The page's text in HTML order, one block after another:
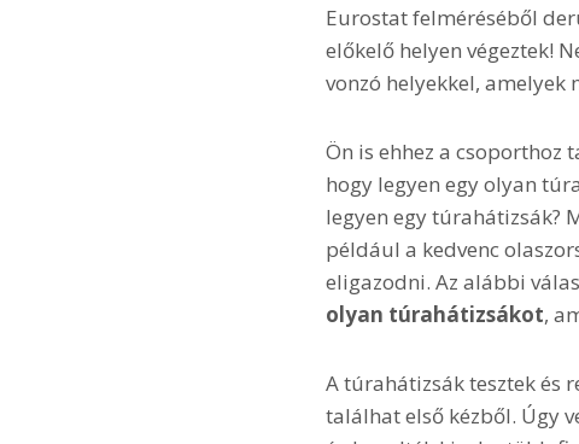
Eurostat felméréséből
előkelő helyen végeztek!
vonzó helyekkel,
Ön is ehhez a csoporthoz
hogy legyen egy olyan
legyen egy túrahátizsák?
például a kedvenc
eligazodni. Az alábbi
olyan túrahátizsákot,
A túrahátizsák tesztek és
találhat első kézből. Úgy